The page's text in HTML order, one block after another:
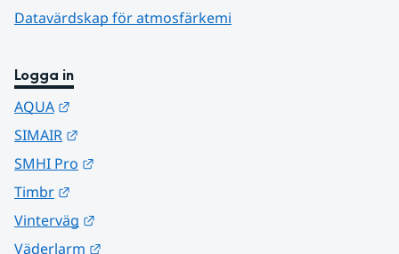
Datavärdskap för atmosfärkemi
Logga in
AQUA
SIMAIR
SMHI Pro
Timbr
Vinterväg
Väderlarm